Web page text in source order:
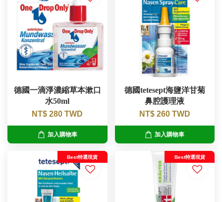
德國一滴淨濃縮草本漱口
水50ml
NT$ 280 TWD
加入購物車
德國tetesept海鹽洋甘菊
鼻腔護理液
NT$ 260 TWD
加入購物車
Best特選現貨 Best特選現貨